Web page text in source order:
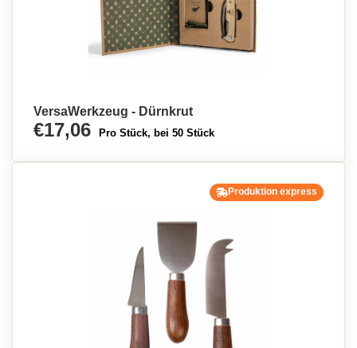
VersaWerkzeug - Dürnkrut
€17,06 Pro Stück, bei 50 Stück
Produktion express